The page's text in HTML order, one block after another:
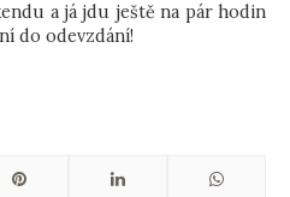
a já jdu ještě na pár hodin
do odevzdání!